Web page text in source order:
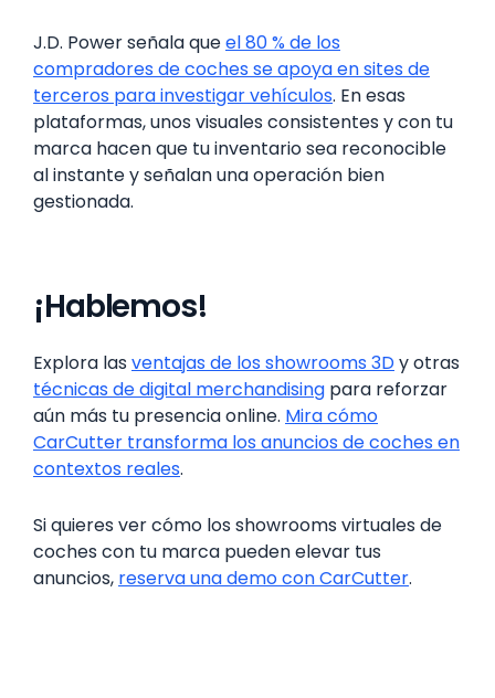
J.D. Power señala queel 80 % de los
compradores de coches se apoya en sites de
terceros para investigar vehículos. En esas
plataformas, unos visuales consistentes y con tu
marca hacen que tu inventario sea reconocible
al instante y señalan una operación bien
gestionada.
¡Hablemos!
Explora las ventajas de los showrooms 3Dy otras
técnicas de digital merchandising para reforzar
aún más tu presencia online. Mira cómo
CarCutter transforma los anuncios de coches en
contextos reales.
Si quieres ver cómo los showrooms virtuales de
coches con tu marca pueden elevar tus
anuncios, reserva una demo con CarCutter.